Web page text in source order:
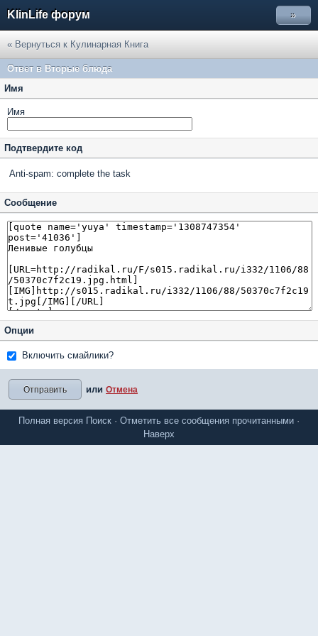
KlinLife форум »
« Вернуться к Кулинарная Книга
Ответ в Вторые блюда
Имя
Имя
Подтвердите код
Anti-spam: complete the task
Сообщение
Опции
Включить смайлики?
или Отмена
Полная версия Поиск · Отметить все сообщения прочитанными ·
Наверх